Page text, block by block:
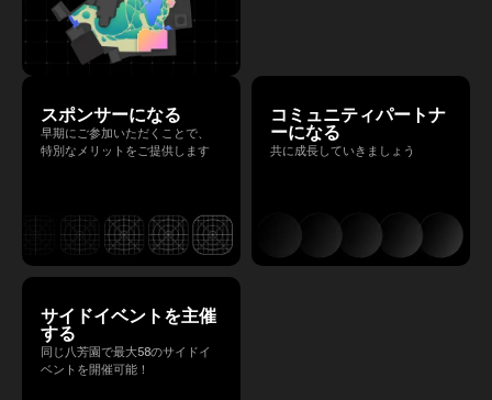
スポンサーになる
早期にご参加いただくことで、
特別なメリットをご提供します
コミュニティパートナ
ーになる
共に成長していきましょう
サイドイベントを主催
する
同じ八芳園で最大58のサイドイ
ベントを開催可能！